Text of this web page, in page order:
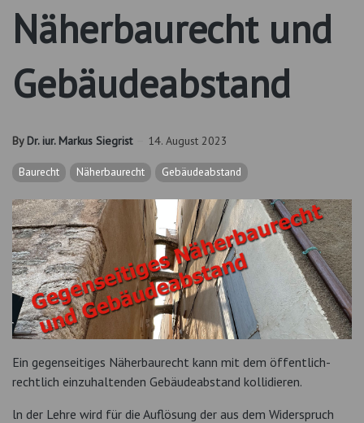
Näherbaurecht und
Gebäudeabstand
By Dr. iur. Markus Siegrist 14. August 2023
Baurecht Näherbaurecht Gebäudeabstand
Ein gegenseitiges Näherbaurecht kann mit dem öffentlich-
rechtlich einzuhaltenden Gebäudeabstand kollidieren.
ln der Lehre wird für die Auflösung der aus dem Widerspruch